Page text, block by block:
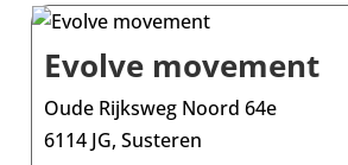
Evolve movement
Oude Rijksweg Noord 64e
6114 JG, Susteren